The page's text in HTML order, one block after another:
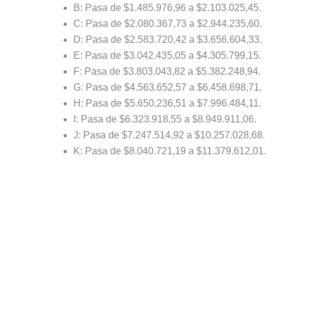
B: Pasa de $1.485.976,96 a $2.103.025,45.
C: Pasa de $2.080.367,73 a $2.944.235,60.
D: Pasa de $2.583.720,42 a $3.656.604,33.
E: Pasa de $3.042.435,05 a $4.305.799,15.
F: Pasa de $3.803.043,82 a $5.382.248,94.
G: Pasa de $4.563.652,57 a $6.458.698,71.
H: Pasa de $5.650.236,51 a $7.996.484,11.
I: Pasa de $6.323.918,55 a $8.949.911,06.
J: Pasa de $7.247.514,92 a $10.257.028,68.
K: Pasa de $8.040.721,19 a $11.379.612,01.